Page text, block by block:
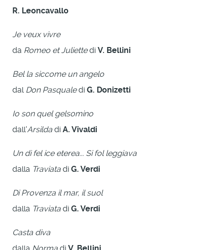
R. Leoncavallo
Je veux vivre
da Romeo et Juliettedi V. Bellini
Bel la siccome un angelo
dal Don Pasqualedi G. Donizetti
Io son quel gelsomino
dall'Arsilda di A. Vivaldi
Un dì fel ice eterea... Si fol leggiava
dalla Traviata di G. Verdi
Di Provenza il mar, il suol
dalla Traviata di G. Verdi
Casta diva